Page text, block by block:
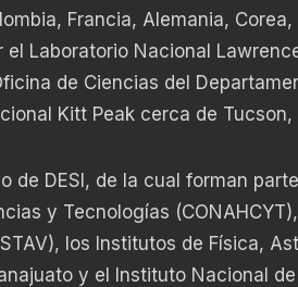
Francia, Alemania,
el Laboratorio Nacional
de Ciencias del
Kitt Peak cerca de Tucson,
de DESI, de la cual forman
y Tecnologías
los Institutos de Física,
y el Instituto Nacional